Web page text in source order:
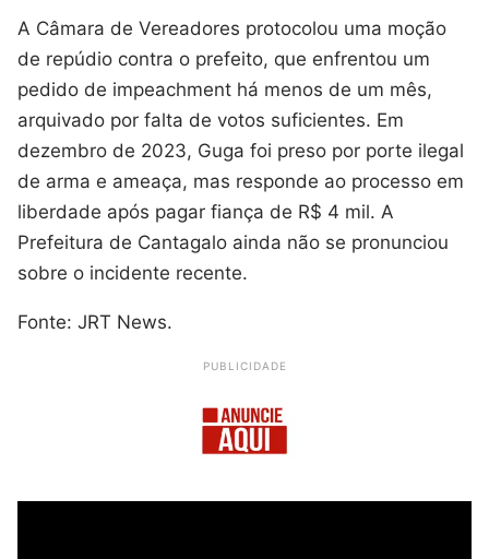
A Câmara de Vereadores protocolou uma moção
de repúdio contra o prefeito, que enfrentou um
pedido de impeachment há menos de um mês,
arquivado por falta de votos suficientes. Em
dezembro de 2023, Guga foi preso por porte ilegal
de arma e ameaça, mas responde ao processo em
liberdade após pagar fiança de R$ 4 mil. A
Prefeitura de Cantagalo ainda não se pronunciou
sobre o incidente recente.
Fonte: JRT News.
PUBLICIDADE